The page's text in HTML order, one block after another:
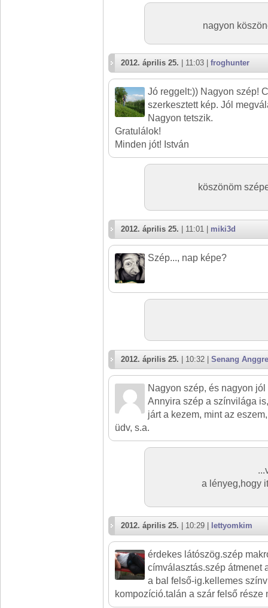
nagyon
2012. április 25. | 11:03 | froghunter
Jó reggelt:)) Nagyon szép!
szerkesztett kép. Jól
Nagyon tetszik.
Gratulálok!
Minden jót! István
köszönöm
2012. április 25. | 11:01 | miki3d
Szép..., nap képe?
2012. április 25. | 10:32 | Senang
Nagyon szép, és nagyon
Annyira szép a színvilága
járt a kezem, mint az
üdv, s.a.
a lényeg,hogy
2012. április 25. | 10:29 | lettyomkim
érdekes látószög.szép
címválasztás.szép átmenet
a bal felső-ig.kellemes
kompozíció.talán a szár felső része